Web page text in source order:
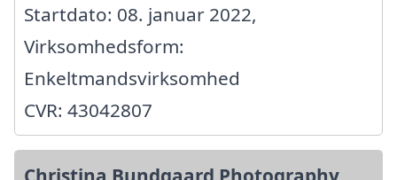
Startdato: 08. januar 2022,
Virksomhedsform:
Enkeltmandsvirksomhed
CVR: 43042807